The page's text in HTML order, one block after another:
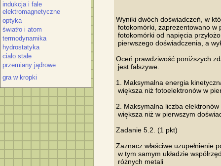
indukcja i fale
elektromagnetyczne
optyka
światło i atom
termodynamika
hydrostatyka
ciało stałe
przemiany jądrowe
gra w kropki
Wyniki dwóch doświadczeń, w
fotokomórki, zaprezentowano w
fotokomórki od napięcia
pierwszego doświadczenia, a
Oceń prawdziwość poniższych
jest fałszywe.
1. Maksymalna energia
większa niż fotoelektronów w
2. Maksymalna liczba
większa niż w pierwszym
Zadanie 5.2. (1 pkt)
Zaznacz właściwe uzupełnienie
w tym samym układzie
różnych metali